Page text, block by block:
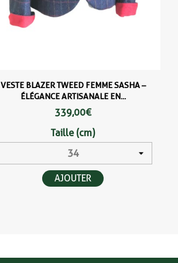
VESTE BLAZER TWEED FEMME SASHA –
ÉLÉGANCE ARTISANALE EN...
339,00 €
Taille (cm)
AJOUTER